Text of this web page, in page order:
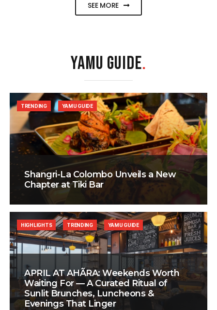
SEE MORE
YAMU GUIDE.
Shangri-La Colombo Unveils a New
Chapter at Tiki Bar
TRENDING YAMU GUIDE
APRIL AT AHÃRA: Weekends Worth
Waiting For — A Curated Ritual of
Sunlit Brunches, Luncheons &
Evenings That Linger
HIGHLIGHTS TRENDING YAMU GUIDE